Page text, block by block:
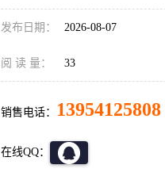
发布日期： 2026-08-07
阅 读 量： 33
销售电话： 13954125808
在线QQ：